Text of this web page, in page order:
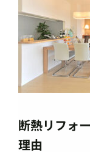
断熱リフォ
理由